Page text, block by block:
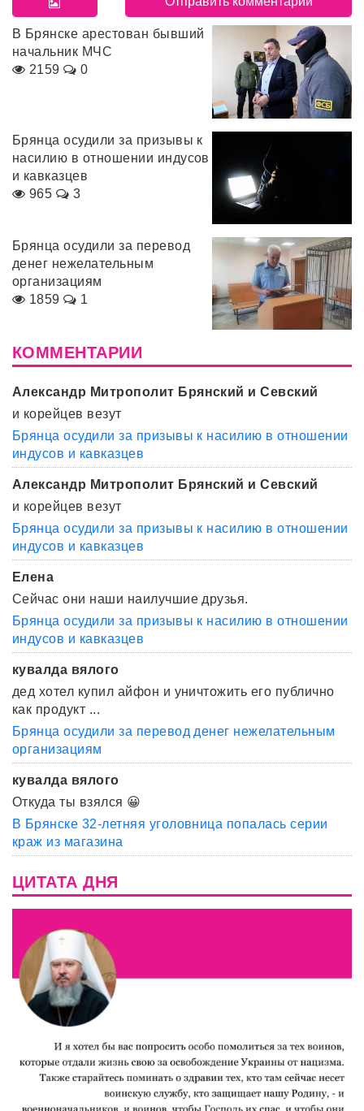
В Брянске арестован бывший
начальник МЧС
2159
0
Брянца осудили за призывы к
насилию в отношении индусов
и кавказцев
965
3
Брянца осудили за перевод
денег нежелательным
организациям
1859
1
КОММЕНТАРИИ
Александр Митрополит Брянский и Севский
и корейцев везут
Брянца осудили за призывы к насилию в отношении
индусов и кавказцев
Александр Митрополит Брянский и Севский
и корейцев везут
Брянца осудили за призывы к насилию в отношении
индусов и кавказцев
Елена
Сейчас они наши наилучшие друзья.
Брянца осудили за призывы к насилию в отношении
индусов и кавказцев
кувалда вялого
дед хотел купил айфон и уничтожить его публично
как продукт ...
Брянца осудили за перевод денег нежелательным
организациям
кувалда вялого
Откуда ты взялся 😀
В Брянске 32-летняя уголовница попалась серии
краж из магазина
ЦИТАТА ДНЯ